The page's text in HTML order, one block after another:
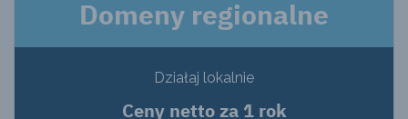
Domeny regionalne
Działaj lokalnie
Ceny netto za 1 rok